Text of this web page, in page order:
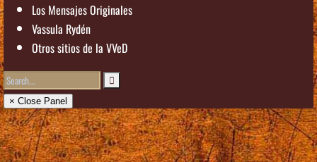
Los Mensajes Originales
Vassula Rydén
Otros sitios de la VVeD
× Close Panel